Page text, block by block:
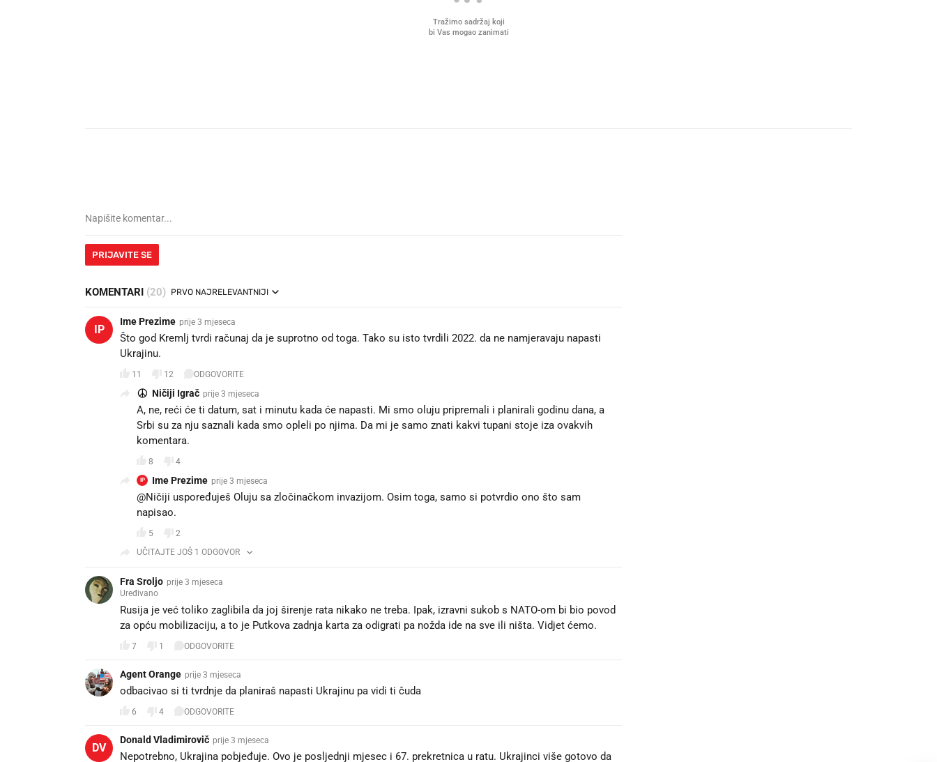
Tražimo sadržaj koji
bi Vas mogao zanimati
PRIJAVITE SE
KOMENTARI (20) PRVO NAJRELEVANTNIJI
IP
Ime Prezime prije 3 mjeseca
Što god Kremlj tvrdi računaj da je suprotno od toga. Tako su isto tvrdili 2022. da ne namjeravaju napasti
Ukrajinu.
11 12 ODGOVORITE
Ničiji Igrač prije 3 mjeseca
A, ne, reći će ti datum, sat i minutu kada će napasti. Mi smo oluju pripremali i planirali godinu dana, a
Srbi su za nju saznali kada smo opleli po njima. Da mi je samo znati kakvi tupani stoje iza ovakvih
komentara.
8 4
IP Ime Prezime prije 3 mjeseca
@Ničiji uspoređuješ Oluju sa zločinačkom invazijom. Osim toga, samo si potvrdio ono što sam
napisao.
5
2
UČITAJTE JOŠ 1 ODGOVOR
Fra Sroljo prije 3 mjeseca
Uređivano
Rusija je već toliko zaglibila da joj širenje rata nikako ne treba. Ipak, izravni sukob s NATO-om bi bio povod
za opću mobilizaciju, a to je Putkova zadnja karta za odigrati pa nožda ide na sve ili ništa. Vidjet ćemo.
7 1 ODGOVORITE
Agent Orange prije 3 mjeseca
odbacivao si ti tvrdnje da planiraš napasti Ukrajinu pa vidi ti čuda
6 4 ODGOVORITE
DV
Donald Vladimirovič prije 3 mjeseca
Nepotrebno, Ukrajina pobjeđuje. Ovo je posljednji mjesec i 67. prekretnica u ratu. Ukrajinci više gotovo da